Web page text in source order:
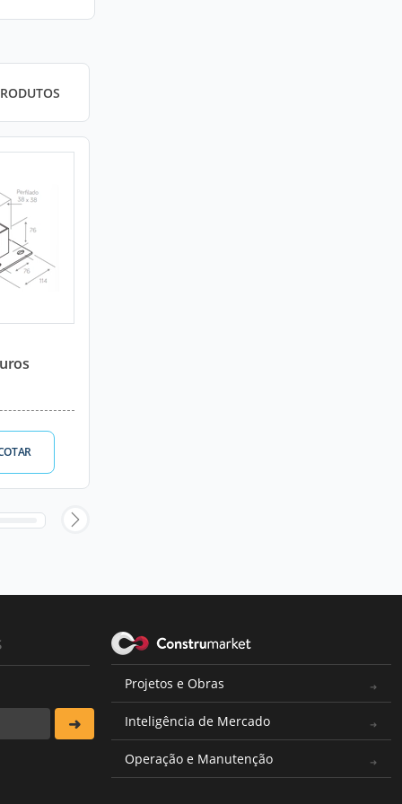
Projetos e Obras
Inteligência de Mercado
Operação e Manutenção